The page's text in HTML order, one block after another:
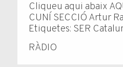
RÀDIO
Cliqueu aqui abaix
CUNÍ SECCIÓ Artur
Etiquetes: SER